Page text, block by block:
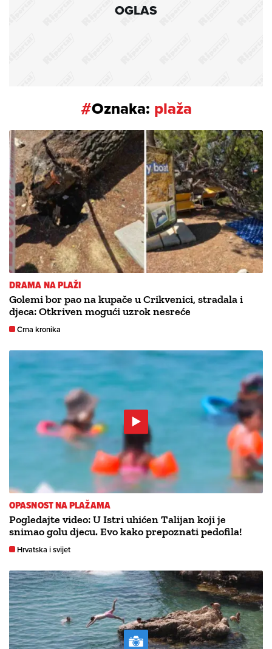
OGLAS
#Oznaka: plaža
DRAMA NA PLAŽI
Golemi bor pao na kupače u Crikvenici, stradala i
djeca: Otkriven mogući uzrok nesreće
Crna kronika
OPASNOST NA PLAŽAMA
Pogledajte video: U Istri uhićen Talijan koji je
snimao golu djecu. Evo kako prepoznati pedofila!
Hrvatska i svijet